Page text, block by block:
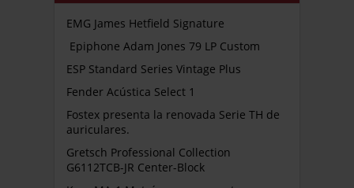
EMG James Hetfield Signature
Epiphone Adam Jones 79 LP Custom
ESP Standard Series Vintage Plus
Fender Acústica Select 1
Fostex presenta la renovada Serie TH de
auriculares.
Gretsch Professional Collection
G6112TCB-JR Center-Block